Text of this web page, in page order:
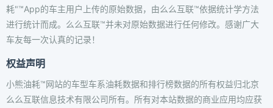
耗"™App的车主用户上传的原始数据，由么么互联™依据统计学方法
进行统计而成。么么互联™并未对原始数据进行任何修改。感谢广大
车友每一次认真的记录！
权益声明
小熊油耗™网站的车型车系油耗数据和排行榜数据的所有权益归北京
么么互联信息技术有限公司所有。所有对本站数据的商业应用均应获